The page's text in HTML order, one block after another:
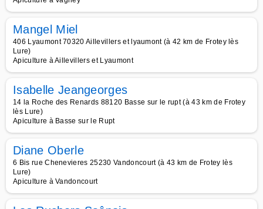
Mangel Miel
406 Lyaumont 70320 Aillevillers et lyaumont (à 42 km de Frotey lès
Lure)
Apiculture à Aillevillers et Lyaumont
Isabelle Jeangeorges
14 la Roche des Renards 88120 Basse sur le rupt (à 43 km de Frotey
lès Lure)
Apiculture à Basse sur le Rupt
Diane Oberle
6 Bis rue Chenevieres 25230 Vandoncourt (à 43 km de Frotey lès
Lure)
Apiculture à Vandoncourt